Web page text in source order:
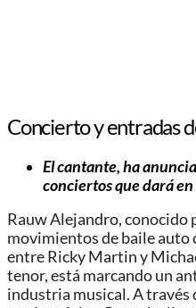
Concierto y entradas
El cantante, ha
conciertos que dará en
Rauw Alejandro, conocido
movimientos de baile auto
entre Ricky Martin y
tenor, está marcando un
industria musical. A través